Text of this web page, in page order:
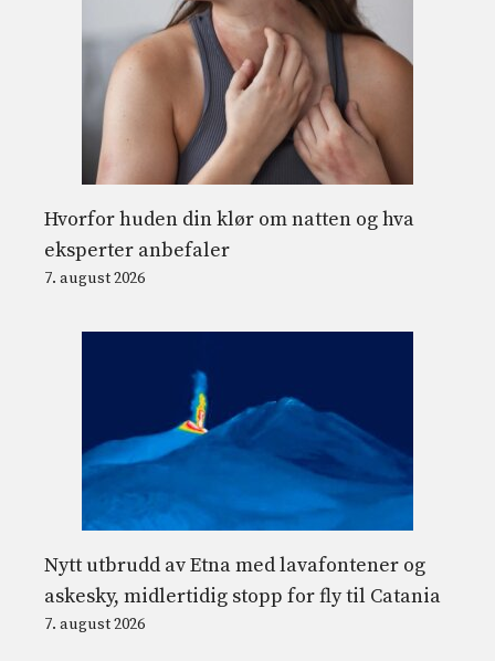
Hvorfor huden din klør om natten og hva
eksperter anbefaler
7. august 2026
Nytt utbrudd av Etna med lavafontener og
askesky, midlertidig stopp for fly til Catania
7. august 2026